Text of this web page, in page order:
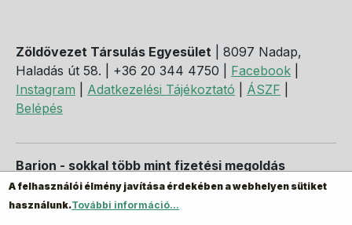
Zöldövezet Társulás Egyesület | 8097 Nadap,
Haladás út 58. | +36 20 344 4750 | Facebook
Instagram
Adatkezelési Tájékoztató ÁSZF
Belépés
Barion - sokkal több mint fizetési megoldás
A felhasználói élmény javítása érdekében a webhelyen sütiket
használunk.További információ...